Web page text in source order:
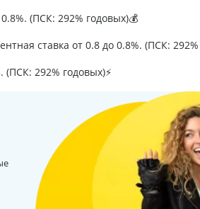
(ПСК: 292% годовых)💰
ставка от 0.8 до 0.8%. (ПСК:
292% годовых)⚡